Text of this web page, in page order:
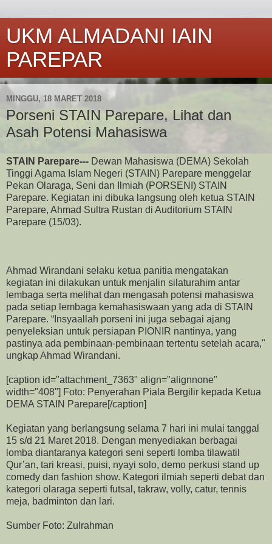
UKM ALMADANI IAIN
PAREPAR
MINGGU, 18 MARET 2018
Porseni STAIN Parepare, Lihat dan
Asah Potensi Mahasiswa
STAIN Parepare--- Dewan Mahasiswa (DEMA) Sekolah
Tinggi Agama Islam Negeri (STAIN) Parepare menggelar
Pekan Olaraga, Seni dan Ilmiah (PORSENI) STAIN
Parepare. Kegiatan ini dibuka langsung oleh ketua STAIN
Parepare, Ahmad Sultra Rustan di Auditorium STAIN
Parepare (15/03).
Ahmad Wirandani selaku ketua panitia mengatakan
kegiatan ini dilakukan untuk menjalin silaturahim antar
lembaga serta melihat dan mengasah potensi mahasiswa
pada setiap lembaga kemahasiswaan yang ada di STAIN
Parepare. “Insyaallah porseni ini juga sebagai ajang
penyeleksian untuk persiapan PIONIR nantinya, yang
pastinya ada pembinaan-pembinaan tertentu setelah acara,"
ungkap Ahmad Wirandani.
[caption id="attachment_7363" align="alignnone"
width="408"] Foto: Penyerahan Piala Bergilir kepada Ketua
DEMA STAIN Parepare[/caption]
Kegiatan yang berlangsung selama 7 hari ini mulai tanggal
15 s/d 21 Maret 2018. Dengan menyediakan berbagai
lomba diantaranya kategori seni seperti lomba tilawatil
Qur’an, tari kreasi, puisi, nyayi solo, demo perkusi stand up
comedy dan fashion show. Kategori ilmiah seperti debat dan
kategori olaraga seperti futsal, takraw, volly, catur, tennis
meja, badminton dan lari.
Sumber Foto: Zulrahman